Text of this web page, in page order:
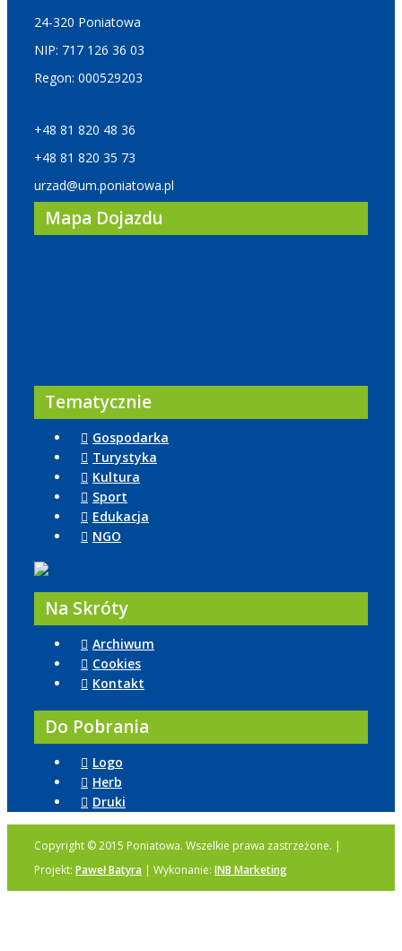
24-320 Poniatowa
NIP: 717 126 36 03
Regon: 000529203
+48 81 820 48 36
+48 81 820 35 73
urzad@um.poniatowa.pl
Mapa Dojazdu
Tematycznie
Gospodarka
Turystyka
Kultura
Sport
Edukacja
NGO
Na Skróty
Archiwum
Cookies
Kontakt
Do Pobrania
Logo
Herb
Druki
Copyright © 2015 Poniatowa. Wszelkie prawa zastrzeżone. |
Projekt: Paweł Batyra | Wykonanie: INB Marketing